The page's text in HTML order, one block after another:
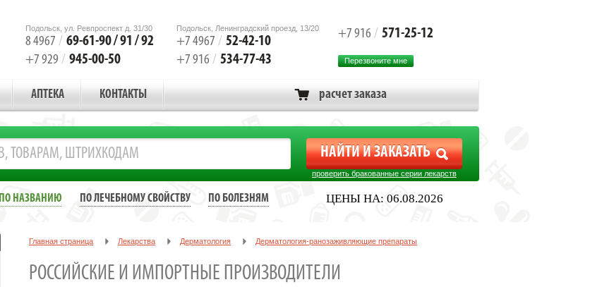
Подольск, ул. Ревпроспект д. 31/30
8 4967 / 69-61-90 / 91 / 92
+7 929 / 945-00-50
Подольск, Ленинградский проезд, 13/20
+7 4967 / 52-42-10
+7 916 / 534-77-43
+7 916 / 571-25-12
Перезвоните мне
АПТЕКА КОНТАКТЫ расчет заказа
проверить бракованные серии лекарств
ЦЕНЫ НА: 06.08.2026
ПО НАЗВАНИЮ ПО ЛЕЧЕБНОМУ СВОЙСТВУ ПО БОЛЕЗНЯМ
Главная страница Лекарства Дерматология Дерматология-ранозаживляющие препараты
РОССИЙСКИЕ И ИМПОРТНЫЕ ПРОИЗВОДИТЕЛИ